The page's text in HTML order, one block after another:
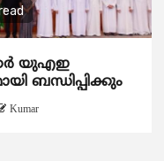
യുഎഇ
ബന്ധിപ്പിക്കും
Kumar